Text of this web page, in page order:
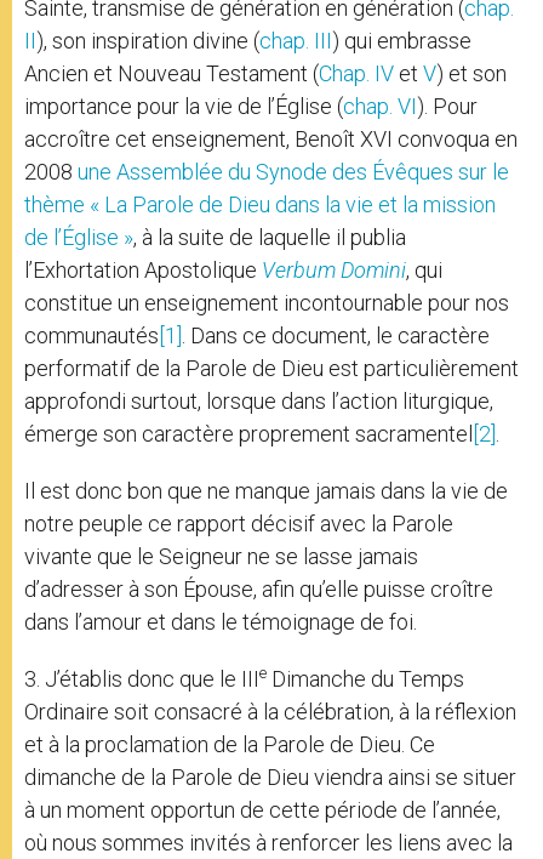
Sainte, transmise de génération en génération (chap.
II), son inspiration divine (chap. III) qui embrasse
Ancien et Nouveau Testament (Chap. IV et V) et son
importance pour la vie de l’Église (chap. VI). Pour
accroître cet enseignement, Benoît XVI convoqua en
2008 une Assemblée du Synode des Évêques sur le
thème « La Parole de Dieu dans la vie et la mission
de l’Église », à la suite de laquelle il publia
l’Exhortation Apostolique Verbum Domini, qui
constitue un enseignement incontournable pour nos
communautés [1]
. Dans ce document, le caractère
performatif de la Parole de Dieu est particulièrement
approfondi surtout, lorsque dans l’action liturgique,
émerge son caractère proprement sacramentel [2]
Il est donc bon que ne manque jamais dans la vie de
notre peuple ce rapport décisif avec la Parole
vivante que le Seigneur ne se lasse jamais
d’adresser à son Épouse, afin qu’elle puisse croître
dans l’amour et dans le témoignage de foi.
3. J’établis donc que le IIIe Dimanche du Temps
Ordinaire soit consacré à la célébration, à la réflexion
et à la proclamation de la Parole de Dieu. Ce
dimanche de la Parole de Dieu viendra ainsi se situer
à un moment opportun de cette période de l’année,
où nous sommes invités à renforcer les liens avec la